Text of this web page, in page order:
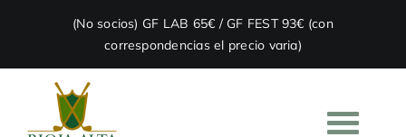
(No socios) GF LAB 65€ / GF FEST 93€ (con
correspondencias el precio varia)